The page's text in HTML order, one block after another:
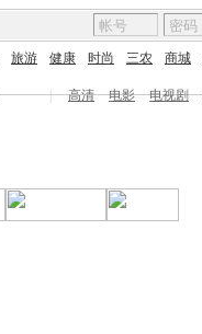
旅游 健康 时尚 三农 商城
| 高清 电影 电视剧